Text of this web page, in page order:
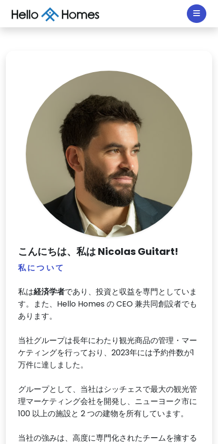
こんにちは、私は Nicolas Guitart!
私について
私は経済学者であり、投資と収益を専門としていま
す。また、Hello Homes の CEO 兼共同創設者でも
あります。
当社グループは長年にわたり観光商品の管理・マー
ケティングを行っており、2023年には予約件数が1
万件に達しました。
グループとして、当社はシッチェスで最大の観光管
理マーケティング会社を開発し、ニューヨーク市に
100 以上の施設と 2 つの建物を所有しています。
当社の強みは、高度に専門化されたチームを擁する